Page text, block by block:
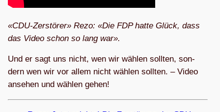
«CDU-Zer­stö­rer» Rezo: «Die FDP hatte Glück, dass
das Video schon so lang war».
Und er sagt uns nicht, wen wir wäh­len soll­ten, son­
dern wen wir vor allem nicht wäh­len soll­ten. – Video
anse­hen und wäh­len gehen!